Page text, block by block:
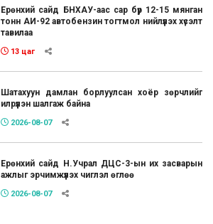
Ерөнхий сайд БНХАУ-аас сар бүр 12-15 мянган
тонн АИ-92 автобензин тогтмол нийлүүлэх хүсэлт
тавилаа
13 цаг
Шатахуун дамлан борлуулсан хоёр зөрчлийг
илрүүлэн шалгаж байна
2026-08-07
Ерөнхий сайд Н.Учрал ДЦС-3-ын их засварын
ажлыг эрчимжүүлэх чиглэл өглөө
2026-08-07